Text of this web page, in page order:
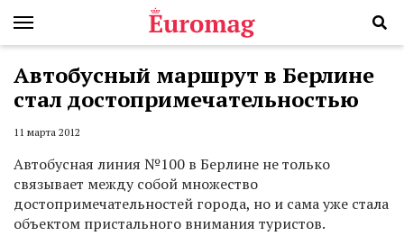
Автобусный маршрут в Берлине
стал достопримечательностью
11 марта 2012
Автобусная линия №100 в Берлине не только
связывает между собой множество
достопримечательностей города, но и сама уже стала
объектом пристального внимания туристов.